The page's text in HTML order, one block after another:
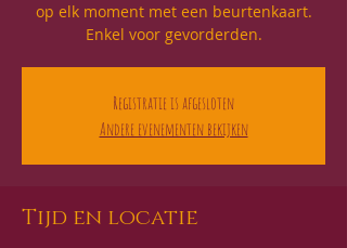
op elk moment met een beurtenkaart.
Enkel voor gevorderden.
Registratie is afgesloten
Andere evenementen bekijken
Tijd en locatie